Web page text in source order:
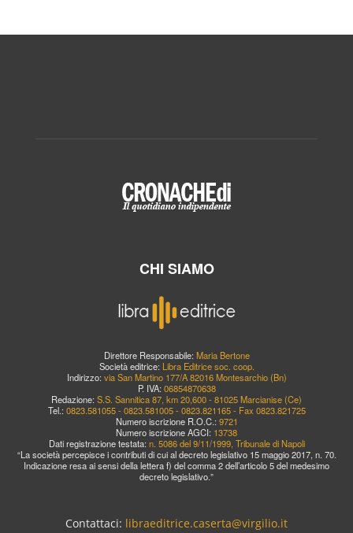
CHI SIAMO
Direttore Responsabile: Maria Bertone
Società editrice: Libra Editrice soc. coop.
Indirizzo: via San Martino 177/A 82016 Montesarchio (Bn)
P. IVA: 06854870638
Redazione: S.S. Sannitica 87, km 20,600 - 81025 Marcianise (Ce)
Tel.: 0823.581055 - 0823.581005 - 0823.821165 - Fax 0823.821725
Numero iscrizione R.O.C.: 9721
Numero iscrizione AGCI: 13738
Dati registrazione testata: n. 5086 del 9/11/1999, Tribunale di Napoli
“La società percepisce i contributi di cui al decreto legislativo 15 maggio 2017, n. 70.
Indicazione resa ai sensi della lettera f) del comma 2 dell’articolo 5 del medesimo
decreto legislativo.”
Contattaci: libraeditrice.caserta@virgilio.it